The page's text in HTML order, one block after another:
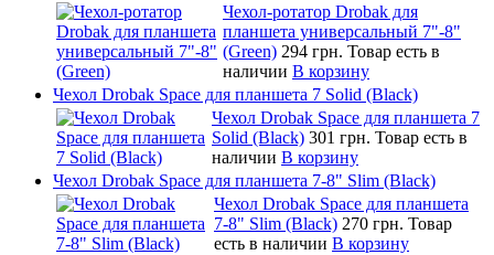
Чехол-ротатор Drobak для
планшета универсальный 7"-8"
(Green) 294 грн. Товар есть в
наличии В корзину
Чехол Drobak Space для планшета 7 Solid (Black)
Чехол Drobak Space для планшета 7
Solid (Black) 301 грн. Товар есть в
наличии В корзину
Чехол Drobak Space для планшета 7-8" Slim (Black)
Чехол Drobak Space для планшета
7-8" Slim (Black) 270 грн. Товар
есть в наличии В корзину